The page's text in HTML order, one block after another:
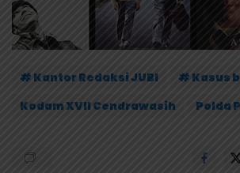
# Kantor Redaksi JUBI
# Kasus
Kodam XVII Cendrawasih
Polda